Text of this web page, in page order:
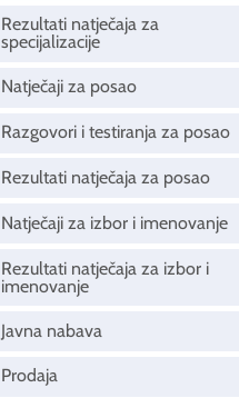
Rezultati natječaja za
specijalizacije
Natječaji za posao
Razgovori i testiranja za posao
Rezultati natječaja za posao
Natječaji za izbor i imenovanje
Rezultati natječaja za izbor i
imenovanje
Javna nabava
Prodaja